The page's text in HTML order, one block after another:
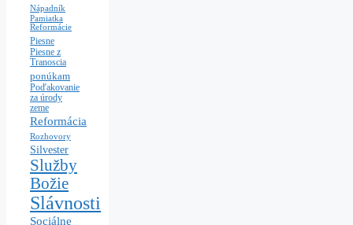
Nápadník
Pamiatka
Reformácie
Piesne
Piesne z
Tranoscia
ponúkam
Poďakovanie
za úrody
zeme
Reformácia
Rozhovory
Silvester
Služby
Božie
Slávnosti
Sociálne